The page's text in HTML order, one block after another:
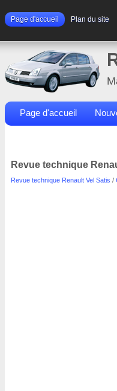
Page d'accueil Plan du site
Page d'accueil
Revue technique
Revue technique Renault Vel Satis /